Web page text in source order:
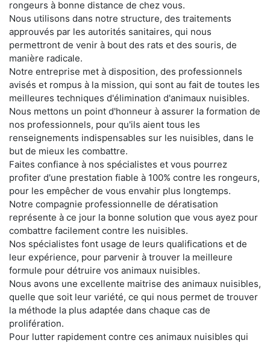
rongeurs à bonne distance de chez vous.
Nous utilisons dans notre structure, des traitements
approuvés par les autorités sanitaires, qui nous
permettront de venir à bout des rats et des souris, de
manière radicale.
Notre entreprise met à disposition, des professionnels
avisés et rompus à la mission, qui sont au fait de toutes les
meilleures techniques d'élimination d'animaux nuisibles.
Nous mettons un point d'honneur à assurer la formation de
nos professionnels, pour qu'ils aient tous les
renseignements indispensables sur les nuisibles, dans le
but de mieux les combattre.
Faites confiance à nos spécialistes et vous pourrez
profiter d'une prestation fiable à 100% contre les rongeurs,
pour les empêcher de vous envahir plus longtemps.
Notre compagnie professionnelle de dératisation
représente à ce jour la bonne solution que vous ayez pour
combattre facilement contre les nuisibles.
Nos spécialistes font usage de leurs qualifications et de
leur expérience, pour parvenir à trouver la meilleure
formule pour détruire vos animaux nuisibles.
Nous avons une excellente maitrise des animaux nuisibles,
quelle que soit leur variété, ce qui nous permet de trouver
la méthode la plus adaptée dans chaque cas de
prolifération.
Pour lutter rapidement contre ces animaux nuisibles qui